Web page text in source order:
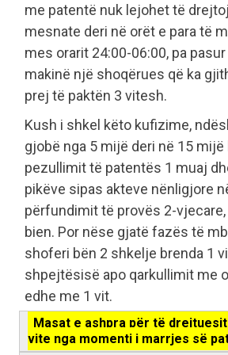
me patentë nuk lejohet të
mesnate deri në orët e para të
mes orarit 24:00-06:00, pa
makinë një shoqërues që ka
prej të paktën 3 vitesh.
Kush i shkel këto kufizime,
gjobë nga 5 mijë deri në 15 mijë
pezullimit të patentës 1 muaj
pikëve sipas akteve nënligjore
përfundimit të provës 2-
bien. Por nëse gjatë fazës të
shoferi bën 2 shkelje brenda 1
shpejtësisë apo qarkullimit me
edhe me 1 vit.
Masat e ashpra për të
vite nga momenti i marrjes së